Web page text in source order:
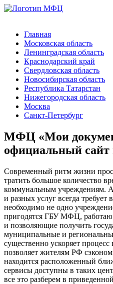
Главная
Московская область
Ленинградская область
Краснодарский край
Свердловская область
Новосибирская область
Республика Татарстан
Нижегородская область
Москва
Санкт-Петербург
МФЦ «Мои
официальный сайт
Современный ритм жизни
тратить большое количество
коммунальным учреждениям.
и разных услуг всегда требует
необходимо не одно
пригодятся ГБУ МФЦ,
и позволяющие получить
муниципальные и
существенно ускоряет
позволяет жителям РФ
находится расположенный
сервисы доступны в таких
все это разберем в